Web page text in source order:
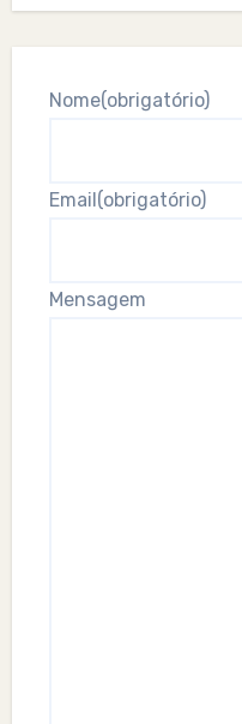
Nome(obrigatório)
Email(obrigatório)
Mensagem